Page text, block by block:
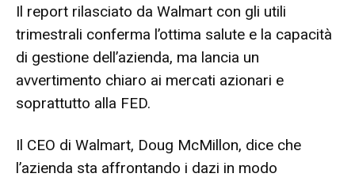
Il report rilasciato da Walmart con gli utili
trimestrali conferma l’ottima salute e la capacità
di gestione dell’azienda, ma lancia un
avvertimento chiaro ai mercati azionari e
soprattutto alla FED.
Il CEO di Walmart, Doug McMillon, dice che
l’azienda sta affrontando i dazi in modo